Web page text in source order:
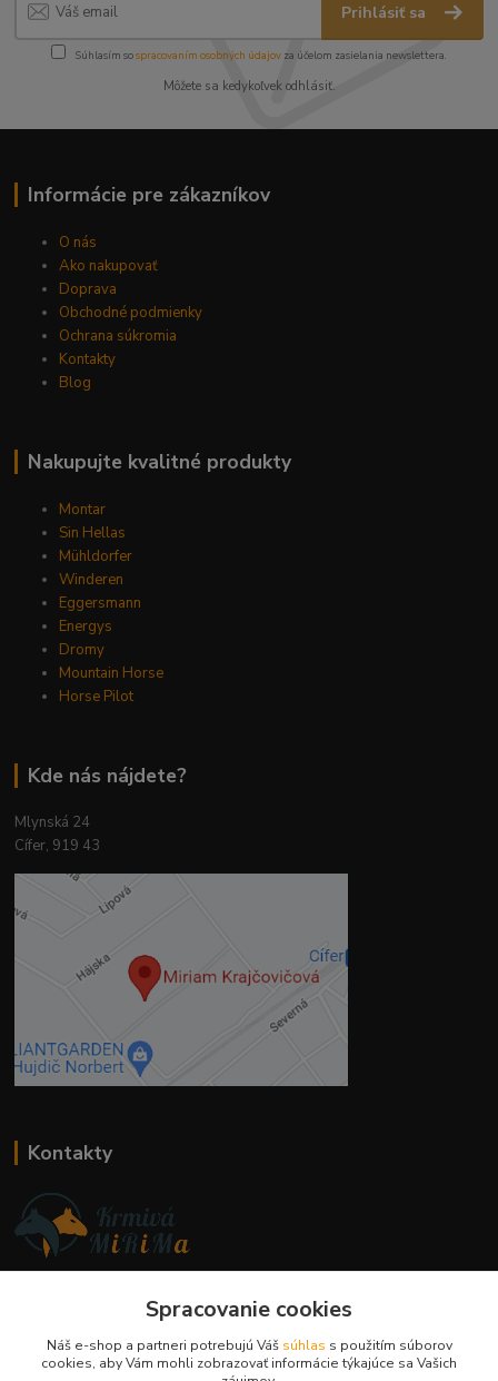
Prihlásiť sa
Súhlasím sospracovaním osobných údajov za účelom zasielania newslettera.
Môžete sa kedykoľvek odhlásiť.
Informácie pre zákazníkov
O nás
Ako nakupovať
Doprava
Obchodné podmienky
Ochrana súkromia
Kontakty
Blog
Nakupujte kvalitné produkty
Montar
Sin Hellas
Mühldorfer
Winderen
Eggersmann
Energys
Dromy
Mountain Horse
Horse Pilot
Kde nás nájdete?
Mlynská 24
Cífer, 919 43
Kontakty
+421 944 394 715
info@krmivamirima.sk
Spracovanie cookies
Náš e-shop a partneri potrebujú Váš súhlas s použitím súborov
cookies, aby Vám mohli zobrazovať informácie týkajúce sa Vašich